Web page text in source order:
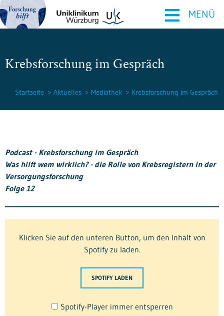
≡ MENÜ
Krebsforschung im Gespräch
Startseite Aktuelles Mediathek Krebsforschung im Gespräch
Podcast - Krebsforschung im Gespräch
Was hilft wem wirklich? - die Rolle von Krebsregistern in der
Versorgungsforschung
Folge 12
Klicken Sie auf den unteren Button, um den Inhalt von
Spotify zu laden.
SPOTIFY LADEN
Spotify-Player immer entsperren